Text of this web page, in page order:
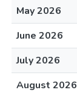
May 2026
June 2026
July 2026
August 2026